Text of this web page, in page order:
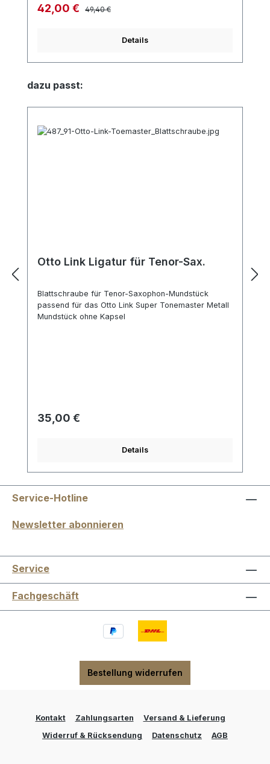
Verkaufspreis:
42,00 € Regulärer Preis:
49,40 €
Details
Produktgalerie überspringen
dazu passt:
Otto Link Ligatur für Tenor-Sax.
Blattschraube für Tenor-Saxophon-Mundstück
passend für das Otto Link Super Tonemaster Metall
Mundstück ohne Kapsel
Regulärer Preis:
35,00 €
Details
Service-Hotline
Newsletter abonnieren
Service
Fachgeschäft
Bestellung widerrufen
Kontakt Zahlungsarten
Versand & Lieferung
Widerruf & Rücksendung
Datenschutz AGB